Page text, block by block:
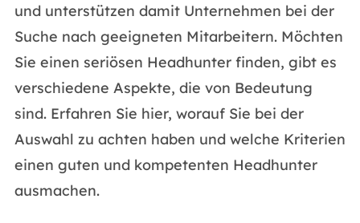
und unterstützen damit Unternehmen bei der
Suche nach geeigneten Mitarbeitern. Möchten
Sie einen seriösen Headhunter finden, gibt es
verschiedene Aspekte, die von Bedeutung
sind. Erfahren Sie hier, worauf Sie bei der
Auswahl zu achten haben und welche Kriterien
einen guten und kompetenten Headhunter
ausmachen.